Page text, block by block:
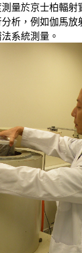
量於京士柏輻射
析，例如伽馬放
系統測量。